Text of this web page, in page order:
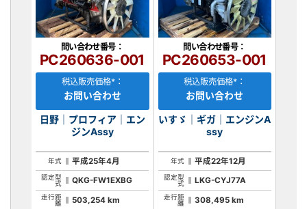
問い合わせ番号：
PC260636-001
税込販売価格*：
お問い合わせ
日野｜プロフィア｜エン
ジンAssy
年式 平成25年4月
認定型
式
QKG-FW1EXBG
走行距
離
503,254 km
問い合わせ番号：
PC260653-001
税込販売価格*：
お問い合わせ
いすゞ｜ギガ｜エンジンA
ssy
年式 平成22年12月
認定型
式
LKG-CYJ77A
走行距
離
308,495 km